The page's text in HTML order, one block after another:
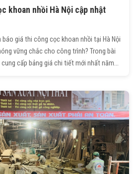
khoan nhồi Hà Nội cập nhật
báo giá thi công cọc khoan nhồi tại Hà Nội
vững chắc cho công trình? Trong bài
cung cấp bảng giá chi tiết mới nhất năm
kiệm chi phí mà vẫn đảm bảo chất